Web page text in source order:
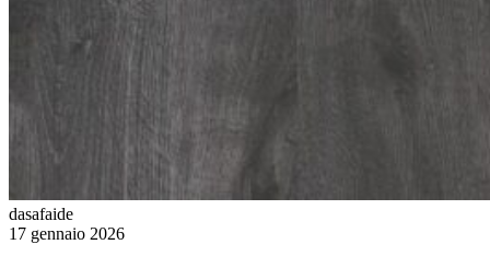
dasafaide
17 gennaio 2026